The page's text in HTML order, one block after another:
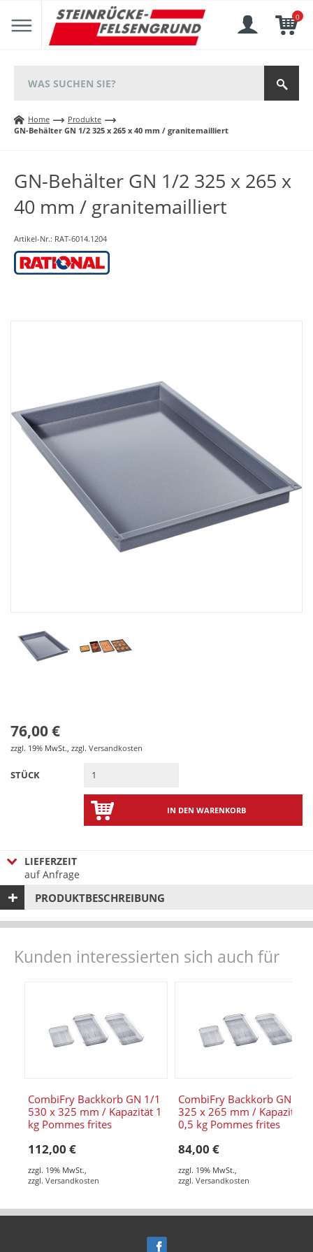
0
Home
Produkte
GN-Behälter GN 1/2 325 x 265 x 40 mm / granitemailliert
GN-Behälter GN 1/2 325 x 265 x
40 mm / granitemailliert
Artikel-Nr.: RAT-6014.1204
76,00 €
zzgl. 19% MwSt., zzgl. Versandkosten
STÜCK
IN DEN WARENKORB
LIEFERZEIT
auf Anfrage
PRODUKTBESCHREIBUNG
Kunden interessierten sich auch für
CombiFry Backkorb GN 1/1
530 x 325 mm / Kapazität 1
kg Pommes frites
112,00 €
zzgl. 19% MwSt.
zzgl. Versandkosten
CombiFry Backkorb GN 1/2
325 x 265 mm / Kapazität
0,5 kg Pommes frites
84,00 €
zzgl. 19% MwSt.
zzgl. Versandkosten